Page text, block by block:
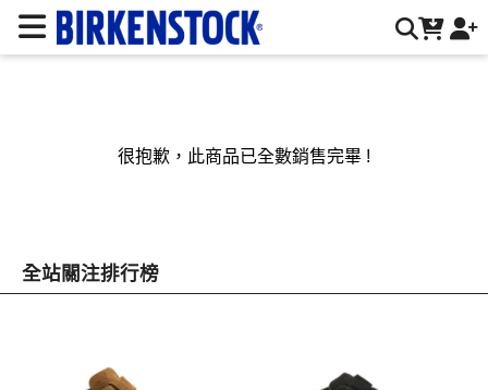
BIRKENSTOCK 德國勃肯鞋台灣官方網站 | 台灣勃肯官方網站
很抱歉，此商品已全數銷售完畢 !
全站關注排行榜